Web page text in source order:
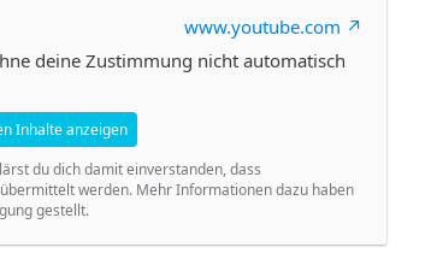
www.youtube.com
deine Zustimmung nicht automatisch
Inhalte anzeigen
du dich damit einverstanden, dass
werden. Mehr Informationen dazu haben
gestellt.